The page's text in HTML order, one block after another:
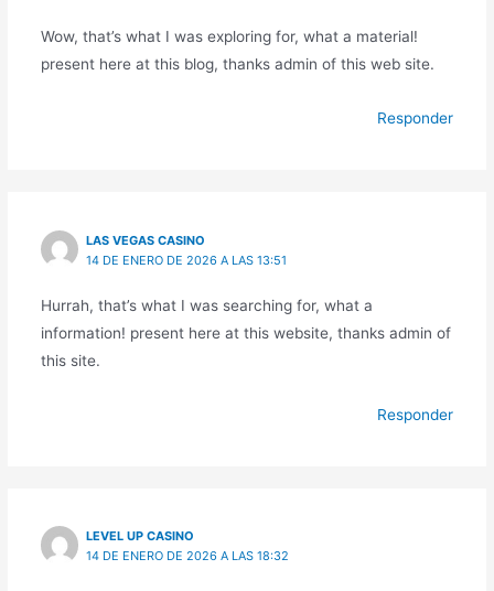
Wow, that’s what I was exploring for, what a material!
present here at this blog, thanks admin of this web site.
Responder
LAS VEGAS CASINO
14 DE ENERO DE 2026 A LAS 13:51
Hurrah, that’s what I was searching for, what a
information! present here at this website, thanks admin of
this site.
Responder
LEVEL UP CASINO
14 DE ENERO DE 2026 A LAS 18:32